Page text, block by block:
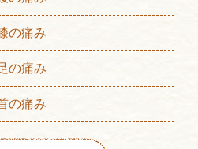
の痛み
の痛み
の痛み